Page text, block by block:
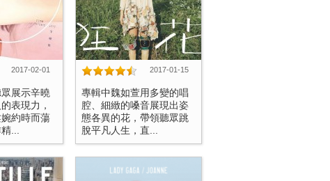
2017-02-01
眾展示辛曉
表現力，
約時而蕩
...
2017-01-15
專輯中魏如萱用多變的唱
腔、細緻的嗓音展現出姿
態各異的花，帶領聽眾跳
脫平凡人生，直...